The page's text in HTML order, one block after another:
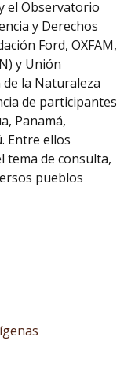
el Observatorio
y Derechos
Ford, OXFAM,
y Unión
la Naturaleza
de participantes
Panamá,
Entre ellos
tema de consulta,
pueblos